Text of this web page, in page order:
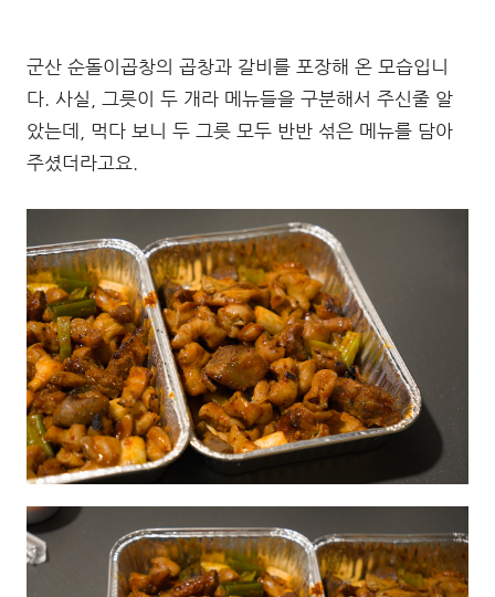
군산 순돌이곱창의 곱창과 갈비를 포장해 온 모습입니
다. 사실, 그릇이 두 개라 메뉴들을 구분해서 주신줄 알
았는데, 먹다 보니 두 그릇 모두 반반 섞은 메뉴를 담아
주셨더라고요.